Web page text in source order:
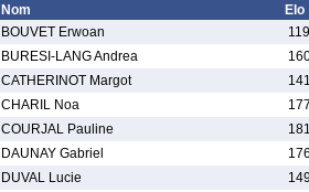
Nom
Elo
BOUVET Erwoan
BURESI-LANG Andrea
CATHERINOT Margot
CHARIL Noa
COURJAL Pauline
DAUNAY Gabriel
DUVAL Lucie